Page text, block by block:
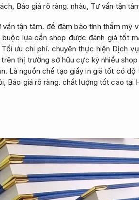
Báo giá rõ ràng. nhàu, Tư vấn tận
vấn tận tâm. để đảm bảo tính thẩm mỹ
lựa cần shop được đánh giá tốt
Tối ưu chi phí. chuyên thực hiện Dịch
trên thị trường sở hữu cực kỳ nhiều
Là nguồn chế tạo giấy in giá tốt có độ
Báo giá rõ ràng. chất lượng tốt cao tại